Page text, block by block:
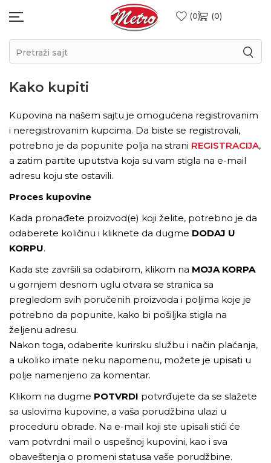
0 0
Pretraži sajt
Kako kupiti
Kupovina na našem sajtu je omogućena registrovanim
i neregistrovanim kupcima. Da biste se registrovali,
potrebno je da popunite polja na strani REGISTRACIJA,
a zatim partite uputstva koja su vam stigla na e-mail
adresu koju ste ostavili.
Proces kupovine
Kada pronađete proizvod(e) koji želite, potrebno je da
odaberete količinu i kliknete da dugme DODAJ U
KORPU.
Kada ste završili sa odabirom, klikom na MOJA KORPA
u gornjem desnom uglu otvara se stranica sa
pregledom svih poručenih proizvoda i poljima koje je
potrebno da popunite, kako bi pošiljka stigla na
željenu adresu.
Nakon toga, odaberite kurirsku službu i način plaćanja,
a ukoliko imate neku napomenu, možete je upisati u
polje namenjeno za komentar.
Klikom na dugme POTVRDI potvrđujete da se slažete
sa uslovima kupovine, a vaša porudžbina ulazi u
proceduru obrade. Na e-mail koji ste upisali stići će
vam potvrdni mail o uspešnoj kupovini, kao i sva
obaveštenja o promeni statusa vaše porudžbine.